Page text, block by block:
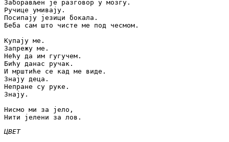
Заборављен је разговор у мозгу.
Ручице умивају.
Посипају језици бокала.
Беба сам што чисте ме под чесмом.
Купају ме.
Запрежу ме.
Нећу да им гугучем.
Бићу данас ручак.
И мрштиће се кад ме виде.
Знају деца.
Непране су руке.
Знају.
Нисмо ми за јело,
Нити јелени за лов.